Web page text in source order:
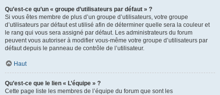
Qu’est-ce qu’un « groupe d’utilisateurs par défaut » ?
Si vous êtes membre de plus d’un groupe d’utilisateurs, votre groupe
d’utilisateurs par défaut est utilisé afin de déterminer quelle sera la couleur et
le rang qui vous sera assigné par défaut. Les administrateurs du forum
peuvent vous autoriser à modifier vous-même votre groupe d’utilisateurs par
défaut depuis le panneau de contrôle de l’utilisateur.
Haut
Qu’est-ce que le lien « L’équipe » ?
Cette page liste les membres de l’équipe du forum que sont les